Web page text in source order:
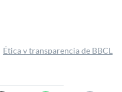
Ética y transparencia de BBCL